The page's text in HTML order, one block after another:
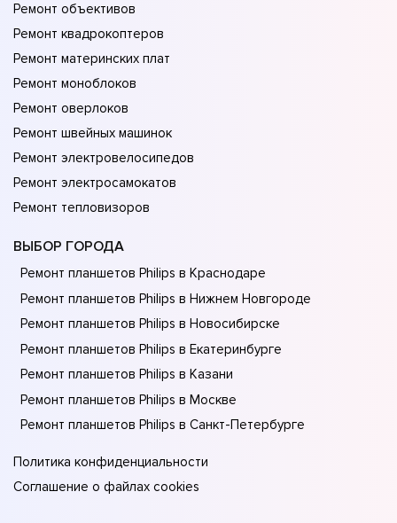
Ремонт объективов
Ремонт квадрокоптеров
Ремонт материнских плат
Ремонт моноблоков
Ремонт оверлоков
Ремонт швейных машинок
Ремонт электровелосипедов
Ремонт электросамокатов
Ремонт тепловизоров
ВЫБОР ГОРОДА
Ремонт планшетов Philips в Краснодаре
Ремонт планшетов Philips в Нижнем Новгороде
Ремонт планшетов Philips в Новосибирске
Ремонт планшетов Philips в Екатеринбурге
Ремонт планшетов Philips в Казани
Ремонт планшетов Philips в Москве
Ремонт планшетов Philips в Санкт-Петербурге
Политика конфиденциальности
Соглашение о файлах cookies